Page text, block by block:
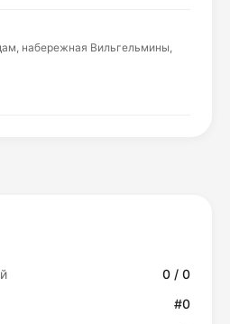
набережная Вильгельмины,
0 / 0
#0